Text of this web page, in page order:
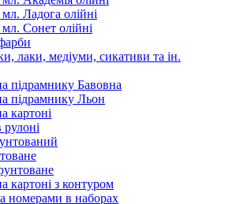
Ладога олійні
Сонет олійні
лаки, медіуми, сикативи та ін.
підрамнику Бавовна
підрамнику Льон
картоні
картоні з контуром
номерами в наборах